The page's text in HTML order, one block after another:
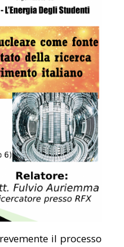
il processo